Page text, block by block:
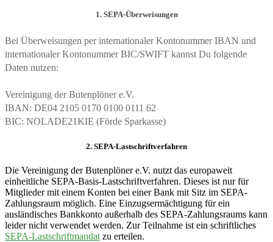
1. SEPA-Überweisungen
Bei Überweisungen per internationaler Kontonummer IBAN und
internationaler Kontonummer BIC/SWIFT kannst Du folgende
Daten nutzen:
Vereinigung der Butenplöner e.V.
IBAN: DE04 2105 0170 0100 0111 62
BIC: NOLADE21KIE (Förde Sparkasse)
2. SEPA-Lastschriftverfahren
Die Vereinigung der Butenplöner e.V. nutzt das europaweit
einheitliche SEPA-Basis-Lastschriftverfahren. Dieses ist nur für
Mitglieder mit einem Konten bei einer Bank mit Sitz im SEPA-
Zahlungsraum möglich. Eine Einzugsermächtigung für ein
ausländisches Bankkonto außerhalb des SEPA-Zahlungsraums kann
leider nicht verwendet werden. Zur Teilnahme ist ein schriftliches
SEPA-Lastschriftmandat zu erteilen.